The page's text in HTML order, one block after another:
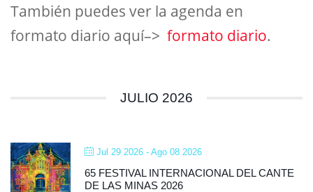
También puedes ver la agenda en
formato diario aquí–> formato diario.
JULIO 2026
Jul 29 2026 - Ago 08 2026
65 FESTIVAL INTERNACIONAL DEL CANTE
DE LAS MINAS 2026